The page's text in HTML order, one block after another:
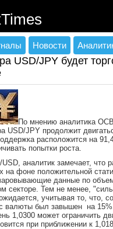
Новости
USD/JPY будет
По мнению аналитика
USD/JPY продолжит
расположится на
попытки роста.
аналитик замечает, что
на фоне положительной
данные по
секторе. Тем не менее,
учитывая то, что,
валюты был завышен на
1,0300 может ограничить
при приближении к